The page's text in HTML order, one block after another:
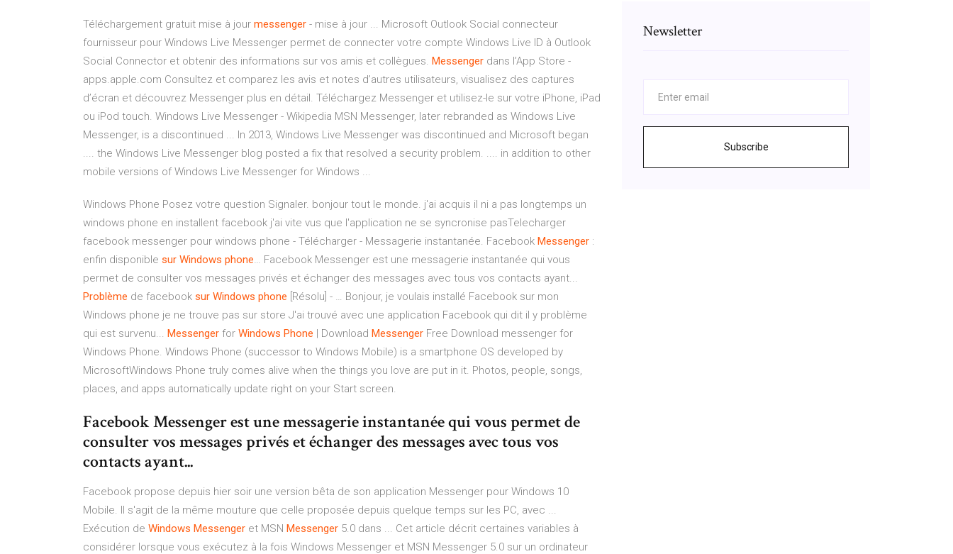
Téléchargement gratuit mise à jour messenger - mise à jour ... Microsoft Outlook Social connecteur
fournisseur pour Windows Live Messenger permet de connecter votre compte Windows Live ID à Outlook
Social Connector et obtenir des informations sur vos amis et collègues. ‎ Messenger dans l’App Store -
apps.apple.com ‎Consultez et comparez les avis et notes d’autres utilisateurs, visualisez des captures
d’écran et découvrez Messenger plus en détail. Téléchargez Messenger et utilisez-le sur votre iPhone, iPad
ou iPod touch. Windows Live Messenger - Wikipedia MSN Messenger, later rebranded as Windows Live
Messenger, is a discontinued ... In 2013, Windows Live Messenger was discontinued and Microsoft began
.... the Windows Live Messenger blog posted a fix that resolved a security problem. .... in addition to other
mobile versions of Windows Live Messenger for Windows ...
Windows Phone Posez votre question Signaler. bonjour tout le monde. j'ai acquis il ni a pas longtemps un
windows phone en installent facebook j'ai vite vus que l'application ne se syncronise pasTelecharger
facebook messenger pour windows phone - Télécharger - Messagerie instantanée. Facebook Messenger :
enfin disponible sur Windows phone… Facebook Messenger est une messagerie instantanée qui vous
permet de consulter vos messages privés et échanger des messages avec tous vos contacts ayant...
Problème de facebook sur Windows phone [Résolu] - … Bonjour, je voulais installé Facebook sur mon
Windows phone je ne trouve pas sur store J'ai trouvé avec une application Facebook qui dit il y problème
qui est survenu... Messenger for Windows Phone | Download Messenger Free Download messenger for
Windows Phone. Windows Phone (successor to Windows Mobile) is a smartphone OS developed by
MicrosoftWindows Phone truly comes alive when the things you love are put in it. Photos, people, songs,
places, and apps automatically update right on your Start screen.
Facebook Messenger est une messagerie instantanée qui vous permet de
consulter vos messages privés et échanger des messages avec tous vos
contacts ayant...
Facebook propose depuis hier soir une version bêta de son application Messenger pour Windows 10
Mobile. Il s'agit de la même mouture que celle proposée depuis quelque temps sur les PC, avec ...
Exécution de Windows Messenger et MSN Messenger 5.0 dans ... Cet article décrit certaines variables à
considérer lorsque vous exécutez à la fois Windows Messenger et MSN Messenger 5.0 sur un ordinateur
Newsletter
Subscribe